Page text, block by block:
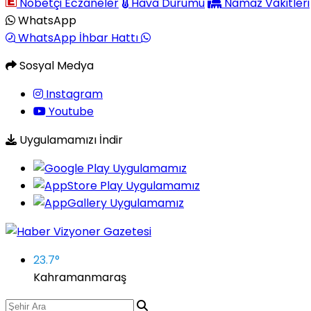
WhatsApp
WhatsApp İhbar Hattı
Sosyal Medya
Instagram
Youtube
Uygulamamızı İndir
23.7°
Kahramanmaraş